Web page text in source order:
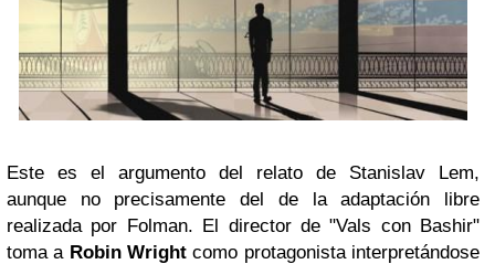
Este es el argumento del relato de Stanislav Lem,
aunque no precisamente del de la adaptación libre
realizada por Folman. El director de "Vals con Bashir"
toma a Robin Wrightcomo protagonista interpretándose